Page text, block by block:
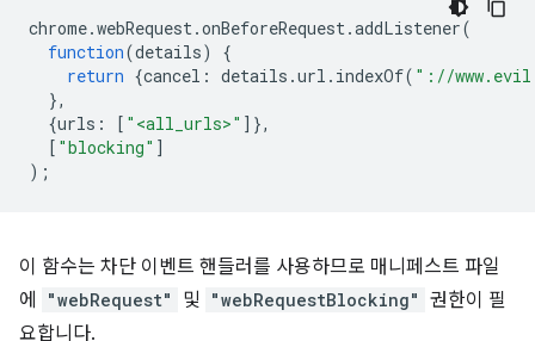
chrome.webRequest.onBeforeRequest.addListener(
function(details)
{
return {cancel : details .url . indexOf( "://
},
{urls : [ "<all_urls>" ]},
[ "blocking" ]
);
이 함수는 차단 이벤트 핸들러를 사용하므로 매니페스트 파일
에
"webRequest" 및 "webRequestBlocking" 권한이 필
요합니다.